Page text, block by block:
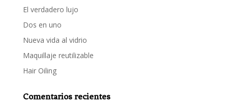
El verdadero lujo
Dos en uno
Nueva vida al vidrio
Maquillaje reutilizable
Hair Oiling
Comentarios recientes